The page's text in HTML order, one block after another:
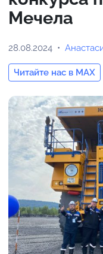
Мечела
28.08.2024
Читайте нас в MAX